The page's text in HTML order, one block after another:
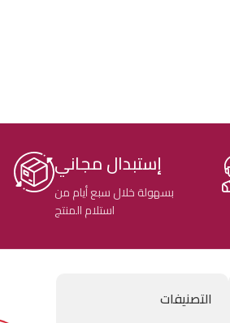
إستبدال مجاني
بسهولة خلال سبع أيام من
استلام المنتج
التصنيفات